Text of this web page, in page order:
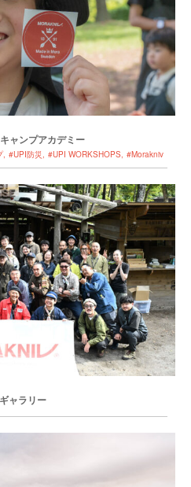
ャンプアカデミー
#UPI防災 #UPI WORKSHOPS #Morakniv
ャラリー